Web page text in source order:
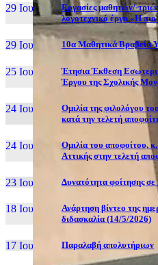
29 Ιουν, 26
Εργασίες μαθητών/-
λογοτεχνικό έργο «Η
29 Ιουν, 26 10α Μαθητικά Βραβεία
25 Ιουν, 26
Έτησια Έκθεση
Έργου της Σχολικής
24 Ιουν, 26
Ομιλία της φιλολόγου
κατά την τελετή
24 Ιουν, 26
Ομιλία του αποφοίτου,
Αττικής στην τελετή
23 Ιουν, 26 Δυνατότητα φοίτησης σε
18 Ιουν, 26
Ανάρτηση βίντεο της
διδασκαλία (14/5/2026)
17 Ιουν, 26 Παραλαβή απολυτήριων